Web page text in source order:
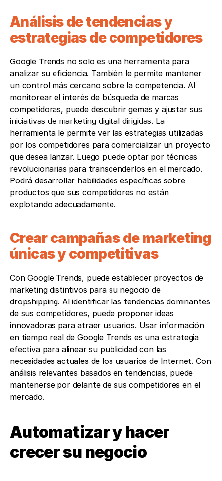
Análisis de tendencias y
estrategias de competidores
Google Trends no solo es una herramienta para
analizar su eficiencia. También le permite mantener
un control más cercano sobre la competencia. Al
monitorear el interés de búsqueda de marcas
competidoras, puede descubrir gemas y ajustar sus
iniciativas de marketing digital dirigidas. La
herramienta le permite ver las estrategias utilizadas
por los competidores para comercializar un proyecto
que desea lanzar. Luego puede optar por técnicas
revolucionarias para transcenderlos en el mercado.
Podrá desarrollar habilidades específicas sobre
productos que sus competidores no están
explotando adecuadamente.
Crear campañas de marketing
únicas y competitivas
Con Google Trends, puede establecer proyectos de
marketing distintivos para su negocio de
dropshipping. Al identificar las tendencias dominantes
de sus competidores, puede proponer ideas
innovadoras para atraer usuarios. Usar información
en tiempo real de Google Trends es una estrategia
efectiva para alinear su publicidad con las
necesidades actuales de los usuarios de Internet. Con
análisis relevantes basados en tendencias, puede
mantenerse por delante de sus competidores en el
mercado.
Automatizar y hacer
crecer su negocio